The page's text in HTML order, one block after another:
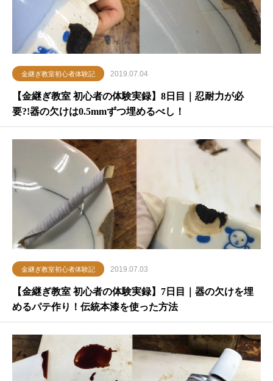
金継ぎ教室初心者体験記 2019.07.04
【金継ぎ教室 初心者の体験実録】8日目｜忍耐力が必
要?!器の欠けは0.5mmずつ埋めるべし！
金継ぎ教室初心者体験記 2019.07.03
【金継ぎ教室 初心者の体験実録】7日目｜器の欠けを埋
めるパテ作り！伝統本漆を使った方法